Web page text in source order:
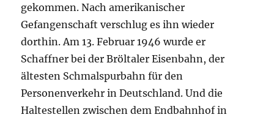
gekommen. Nach amerikanischer
Gefangenschaft verschlug es ihn wieder
dorthin. Am 13. Februar 1946 wurde er
Schaffner bei der Bröltaler Eisenbahn, der
ältesten Schmalspurbahn für den
Personenverkehr in Deutschland. Und die
Haltestellen zwischen dem Endbahnhof in